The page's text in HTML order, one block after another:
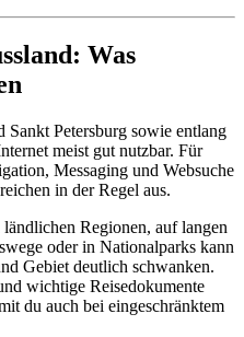
Was
Petersburg sowie entlang
meist gut nutzbar. Für
Messaging und Websuche
in der Regel aus.
Regionen, auf langen
oder in Nationalparks kann
Gebiet deutlich schwanken.
wichtige Reisedokumente
du auch bei eingeschränktem